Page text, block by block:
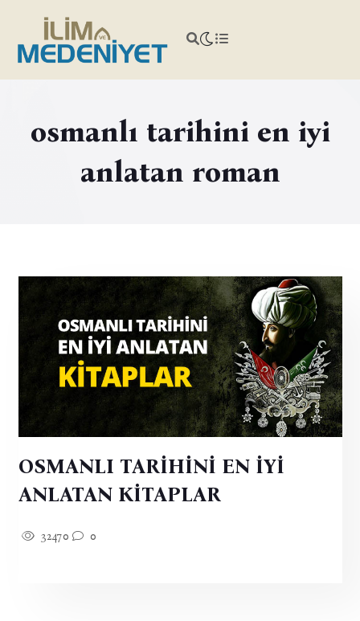
osmanlı tarihini en iyi
anlatan roman
OSMANLI TARİHİNİ EN İYİ
ANLATAN KİTAPLAR
32470 0